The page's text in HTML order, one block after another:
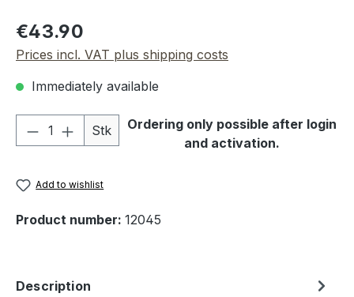
Regular price:
€43.90
Prices incl. VAT plus shipping costs
Immediately available
Product Quantity: Enter the desired
Stk
Ordering only possible after login
and activation.
Add to wishlist
Product number: 12045
Description